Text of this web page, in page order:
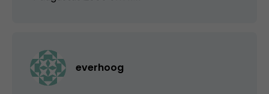
everhoog